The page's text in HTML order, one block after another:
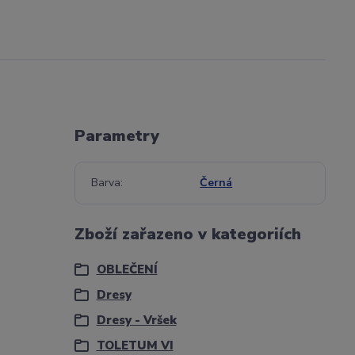
Parametry
Barva Černá
Zboží zařazeno v kategoriích
OBLEČENÍ
Dresy
Dresy - Vršek
TOLETUM VI